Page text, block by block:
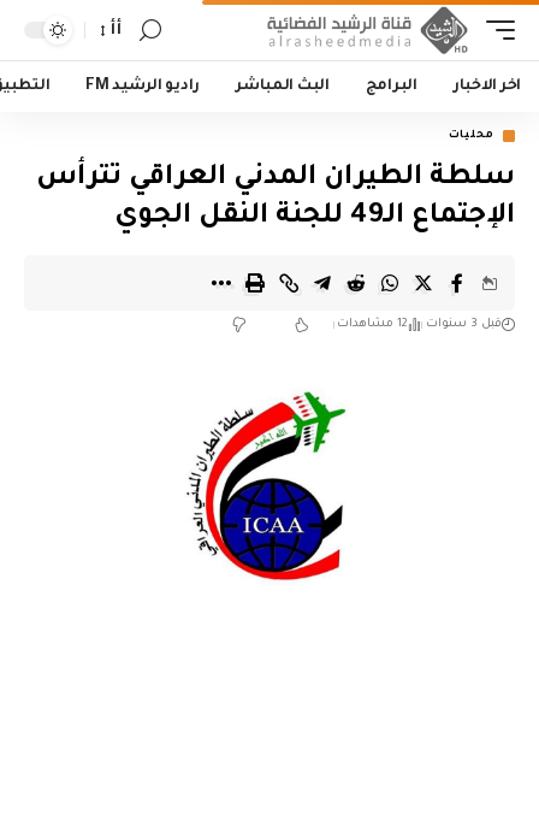
أأ
اخر الاخبار البرامج البث المباشر راديو الرشيد FM
محليات
سلطة الطيران المدني العراقي تترأس
الإجتماع الـ49 للجنة النقل الجوي
قبل 3 سنوات 12 مشاهدات